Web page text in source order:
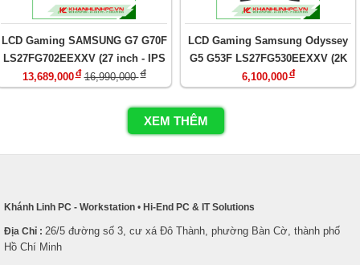
LCD Gaming SAMSUNG G7 G70F
LS27FG702EEXXV (27 inch - IPS
- 4K - 1ms - 180Hz)
13,689,000đ 16,990,000đ
LCD Gaming Samsung Odyssey
G5 G53F LS27FG530EEXXV (2K
QHD (2560 x 1440) / IPS/ max
6,100,000đ
XEM THÊM
Khánh Linh PC - Workstation • Hi-End PC & IT Solutions
Địa Chỉ : 26/5 đường số 3, cư xá Đô Thành, phường Bàn Cờ, thành phố
Hồ Chí Minh